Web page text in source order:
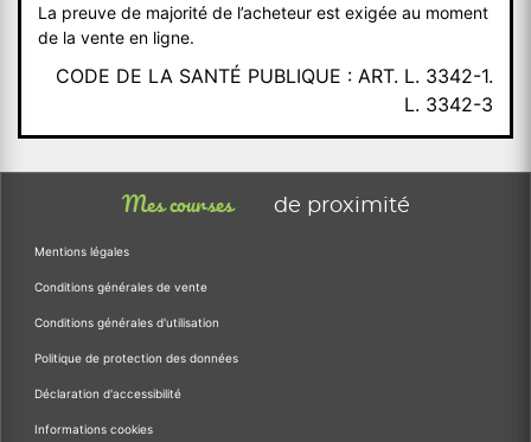
La preuve de majorité de l’acheteur est exigée au moment
de la vente en ligne.
CODE DE LA SANTÉ PUBLIQUE : ART. L. 3342-1.
L. 3342-3
Mes courses de proximité
Mentions légales
Conditions générales de vente
Conditions générales d'utilisation
Politique de protection des données
Déclaration d'accessibilité
Informations cookies